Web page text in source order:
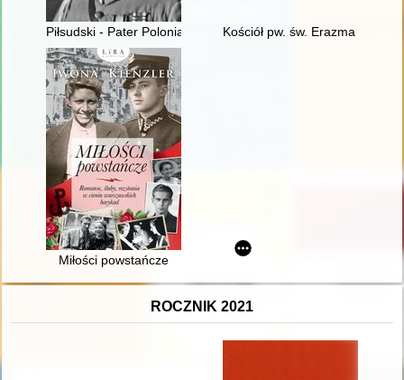
Piłsudski - Pater Polonia RestitutaKościół pw. św. Erazma w
Miłości powstańcze
ROCZNIK 2021